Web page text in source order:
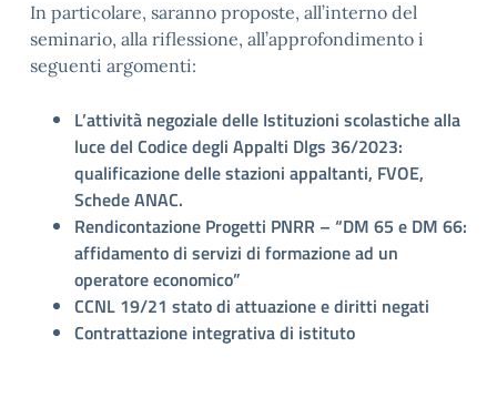
In particolare, saranno proposte, all’interno del
seminario, alla riflessione, all’approfondimento i
seguenti argomenti:
L’attività negoziale delle Istituzioni scolastiche alla
luce del Codice degli Appalti Dlgs 36/2023:
qualificazione delle stazioni appaltanti, FVOE,
Schede ANAC.
Rendicontazione Progetti PNRR – “DM 65 e DM 66:
affidamento di servizi di formazione ad un
operatore economico”
CCNL 19/21 stato di attuazione e diritti negati
Contrattazione integrativa di istituto